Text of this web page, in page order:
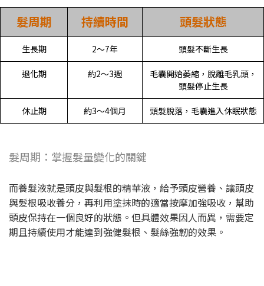
髮周期 持續時間 頭髮狀態
生長期 2～7年 頭髮不斷生長
退化期 約2～3週
毛囊開始萎縮，脫離毛乳頭，
頭髮停止生長
休止期 約3～4個月 頭髮脫落，毛囊進入休眠狀態
髮周期：掌握髮量變化的關鍵
而養髮液就是頭皮與髮根的精華液，給予頭皮營養、讓頭皮
與髮根吸收養分，再利用塗抹時的適當按摩加強吸收，幫助
頭皮保持在一個良好的狀態。但具體效果因人而異，需要定
期且持續使用才能達到強健髮根、髮絲強韌的效果。